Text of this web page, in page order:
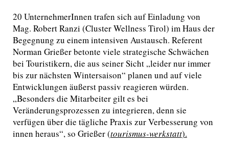
20 UnternehmerInnen trafen sich auf Einladung von
Mag. Robert Ranzi (Cluster Wellness Tirol) im Haus der
Begegnung zu einem intensiven Austausch. Referent
Norman Grießer betonte viele strategische Schwächen
bei Touristikern, die aus seiner Sicht „leider nur immer
bis zur nächsten Wintersaison“ planen und auf viele
Entwicklungen äußerst passiv reagieren würden.
„Besonders die Mitarbeiter gilt es bei
Veränderungsprozessen zu integrieren, denn sie
verfügen über die tägliche Praxis zur Verbesserung von
innen heraus“, so Grießer (tourismus-werkstatt).